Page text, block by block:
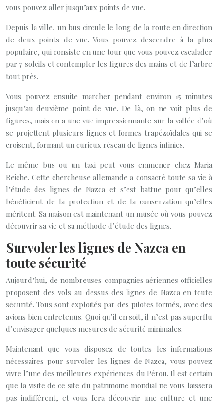
vous pouvez aller jusqu’aux points de vue.
Depuis la ville, un bus circule le long de la route en direction
de deux points de vue. Vous pouvez descendre à la plus
populaire, qui consiste en une tour que vous pouvez escalader
par 7 soleils et contempler les figures des mains et de l’arbre
tout près.
Vous pouvez ensuite marcher pendant environ 15 minutes
jusqu’au deuxième point de vue. De là, on ne voit plus de
figures, mais on a une vue impressionnante sur la vallée d’où
se projettent plusieurs lignes et formes trapézoïdales qui se
croisent, formant un curieux réseau de lignes infinies.
Le même bus ou un taxi peut vous emmener chez Maria
Reiche. Cette chercheuse allemande a consacré toute sa vie à
l’étude des lignes de Nazca et s’est battue pour qu’elles
bénéficient de la protection et de la conservation qu’elles
méritent. Sa maison est maintenant un musée où vous pouvez
découvrir sa vie et sa méthode d’étude des lignes.
Survoler les lignes de Nazca en
toute sécurité
Aujourd’hui, de nombreuses compagnies aériennes officielles
proposent des vols au-dessus des lignes de Nazca en toute
sécurité. Tous sont exploités par des pilotes formés, avec des
avions bien entretenus. Quoi qu’il en soit, il n’est pas superflu
d’envisager quelques mesures de sécurité minimales.
Maintenant que vous disposez de toutes les informations
nécessaires pour survoler les lignes de Nazca, vous pouvez
vivre l’une des meilleures expériences du Pérou. Il est certain
que la visite de ce site du patrimoine mondial ne vous laissera
pas indifférent, et vous fera découvrir une culture et une